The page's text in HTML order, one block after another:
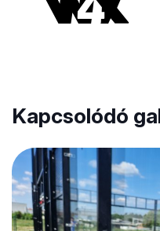
Kapcsolódó